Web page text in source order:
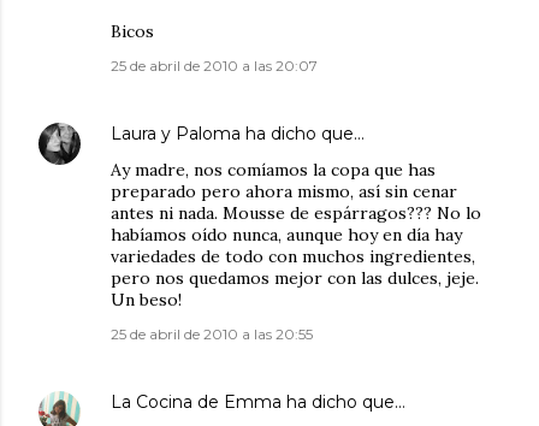
Bicos
25 de abril de 2010 a las 20:07
Laura y Paloma ha dicho que…
Ay madre, nos comíamos la copa que has
preparado pero ahora mismo, así sin cenar
antes ni nada. Mousse de espárragos??? No lo
habíamos oído nunca, aunque hoy en día hay
variedades de todo con muchos ingredientes,
pero nos quedamos mejor con las dulces, jeje.
Un beso!
25 de abril de 2010 a las 20:55
La Cocina de Emma ha dicho que…